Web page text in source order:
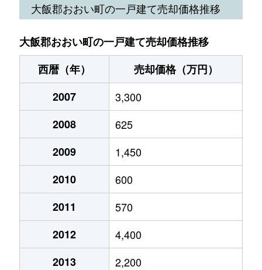
大飯郡おおい町の一戸建て売却価格推移
大飯郡おおい町の一戸建て売却価格推移
西暦（年）
売却価格（万円）
2007
3,300
2008
625
2009
1,450
2010
600
2011
570
2012
4,400
2013
2,200